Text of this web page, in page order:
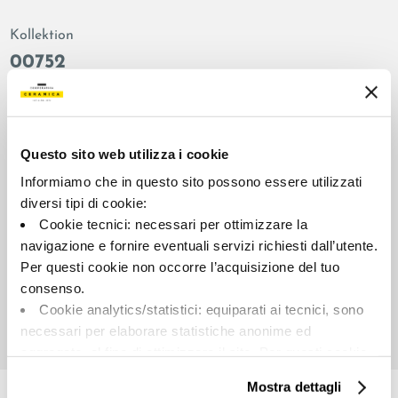
Questo sito web utilizza i cookie
Informiamo che in questo sito possono essere utilizzati
diversi tipi di cookie:
Cookie tecnici: necessari per ottimizzare la
navigazione e fornire eventuali servizi richiesti dall’utente.
Per questi cookie non occorre l’acquisizione del tuo
consenso.
Cookie analytics/statistici: equiparati ai tecnici, sono
necessari per elaborare statistiche anonime ed
Cookie di profilazione/marketing: sono utilizzati, solo
Mostra dettagli
Kollektion
00752
Farbe:
Phard
Schlicht
Format:
60.0x120.0
natur
matt
Schattierung:
Maßeinheit:
MQ